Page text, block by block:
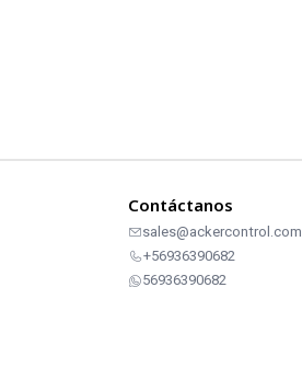
Contáctanos
sales@ackercontrol.com
+56936390682
56936390682